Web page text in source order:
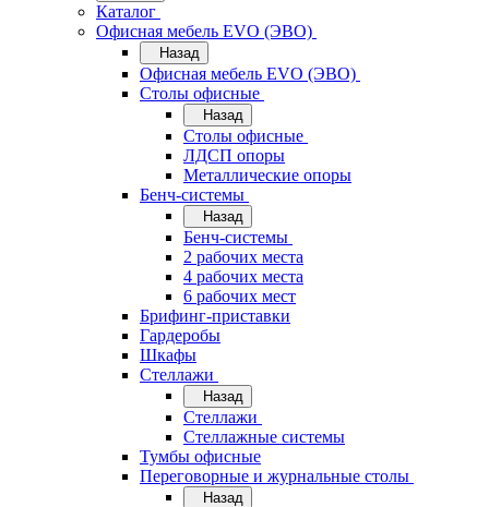
Каталог
Офисная мебель EVO (ЭВО)
Назад
Офисная мебель EVO (ЭВО)
Cтолы офисные
Назад
Cтолы офисные
ЛДСП опоры
Металлические опоры
Бенч-системы
Назад
Бенч-системы
2 рабочих места
4 рабочих места
6 рабочих мест
Брифинг-приставки
Гардеробы
Шкафы
Стеллажи
Назад
Стеллажи
Стеллажные системы
Тумбы офисные
Переговорные и журнальные столы
Назад